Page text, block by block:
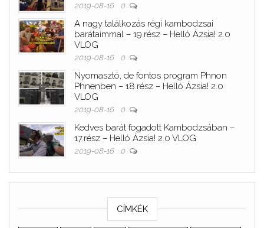
2019-08-16 0
A nagy találkozás régi kambodzsai
barátaimmal – 19.rész – Helló Ázsia! 2.0
VLOG
2019-08-16 0
Nyomasztó, de fontos program Phnon
Phnenben – 18.rész – Helló Ázsia! 2.0
VLOG
2019-08-16 0
Kedves barát fogadott Kambodzsában –
17.rész – Helló Ázsia! 2.0 VLOG
2019-08-16 0
CÍMKÉK